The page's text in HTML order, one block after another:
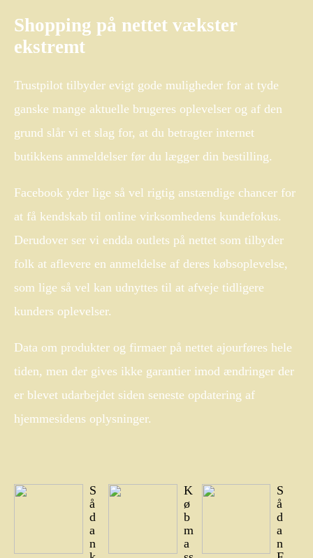
Shopping på nettet vækster
ekstremt
Trustpilot tilbyder evigt gode muligheder for at tyde
ganske mange aktuelle brugeres oplevelser og af den
grund slår vi et slag for, at du betragter internet
butikkens anmeldelser før du lægger din bestilling.
Facebook yder lige så vel rigtig anstændige chancer for
at få kendskab til online virksomhedens kundefokus.
Derudover ser vi endda outlets på nettet som tilbyder
folk at aflevere en anmeldelse af deres købsoplevelse,
som lige så vel kan udnyttes til at afveje tidligere
kunders oplevelser.
Data om produkter og firmaer på nettet ajourføres hele
tiden, men der gives ikke garantier imod ændringer der
er blevet udarbejdet siden seneste opdatering af
hjemmesidens oplysninger.
S
å
d
a
n
K
ø
b
m
a
S
å
d
a
n